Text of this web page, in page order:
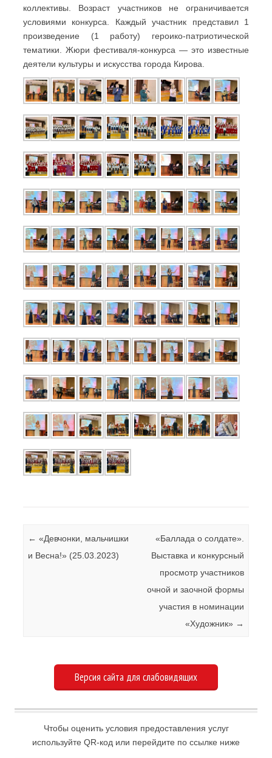
коллективы. Возраст участников не ограничивается
условиями конкурса. Каждый участник представил 1
произведение (1 работу) героико-патриотической
тематики. Жюри фестиваля-конкурса — это известные
деятели культуры и искусства города Кирова.
Навигация по записям
← «Девчонки, мальчишки
и Весна!» (25.03.2023)
«Баллада о солдате».
Выставка и конкурсный
просмотр участников
очной и заочной формы
участия в номинации
«Художник» →
Версия сайта для слабовидящих
Чтобы оценить условия предоставления услуг
используйте QR-код или перейдите по ссылке ниже